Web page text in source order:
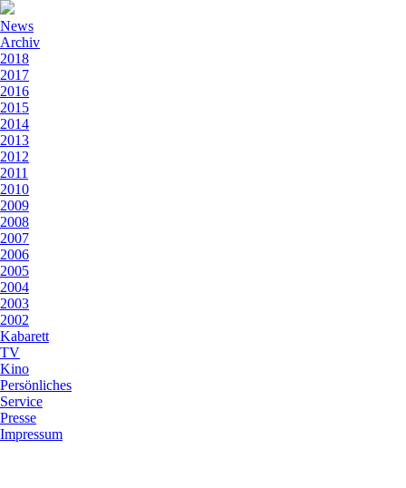
News
Archiv
2018
2017
2016
2015
2014
2013
2012
2011
2010
2009
2008
2007
2006
2005
2004
2003
2002
Kabarett
TV
Kino
Persönliches
Service
Presse
Impressum